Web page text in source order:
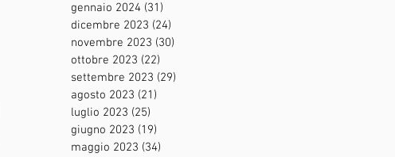
gennaio 2024 (31)
dicembre 2023 (24)
novembre 2023 (30)
ottobre 2023 (22)
settembre 2023 (29)
agosto 2023 (21)
luglio 2023 (25)
giugno 2023 (19)
maggio 2023 (34)